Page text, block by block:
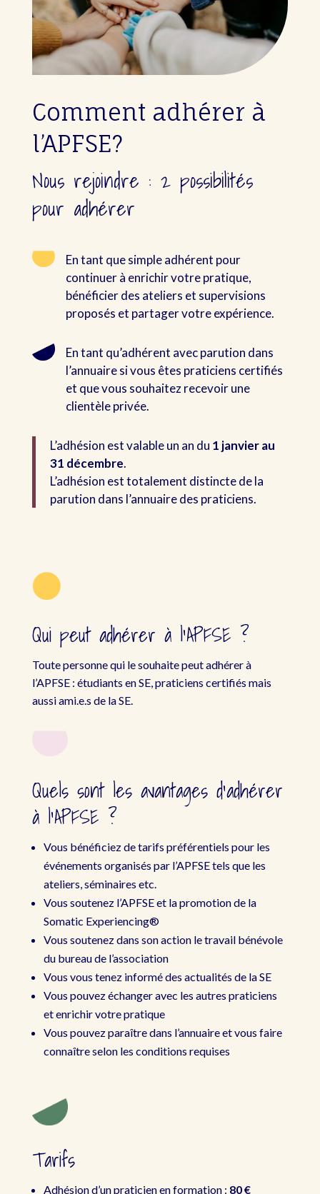
Comment adhérer à
l’APFSE?
Nous rejoindre : 2 possibilités
pour adhérer
En tant que simple adhérent pour
continuer à enrichir votre pratique,
bénéficier des ateliers et supervisions
proposés et partager votre expérience.
En tant qu’adhérent avec parution dans
l’annuaire si vous êtes praticiens certifiés
et que vous souhaitez recevoir une
clientèle privée.
L’adhésion est valable un an du 1 janvier au
31 décembre.
L’adhésion est totalement distincte de la
parution dans l’annuaire des praticiens.

Qui peut adhérer à l’APFSE ?
Toute personne qui le souhaite peut adhérer à
l’APFSE : étudiants en SE, praticiens certifiés mais
aussi ami.e.s de la SE.
Quels sont les avantages d’adhérer
à l’APFSE ?
Vous bénéficiez de tarifs préférentiels pour les
événements organisés par l’APFSE tels que les
ateliers, séminaires etc.
Vous soutenez l’APFSE et la promotion de la
Somatic Experiencing®
Vous soutenez dans son action le travail bénévole
du bureau de l’association
Vous vous tenez informé des actualités de la SE
Vous pouvez échanger avec les autres praticiens
et enrichir votre pratique
Vous pouvez paraître dans l’annuaire et vous faire
connaître selon les conditions requises
Tarifs
Adhésion d’un praticien en formation : 80 €